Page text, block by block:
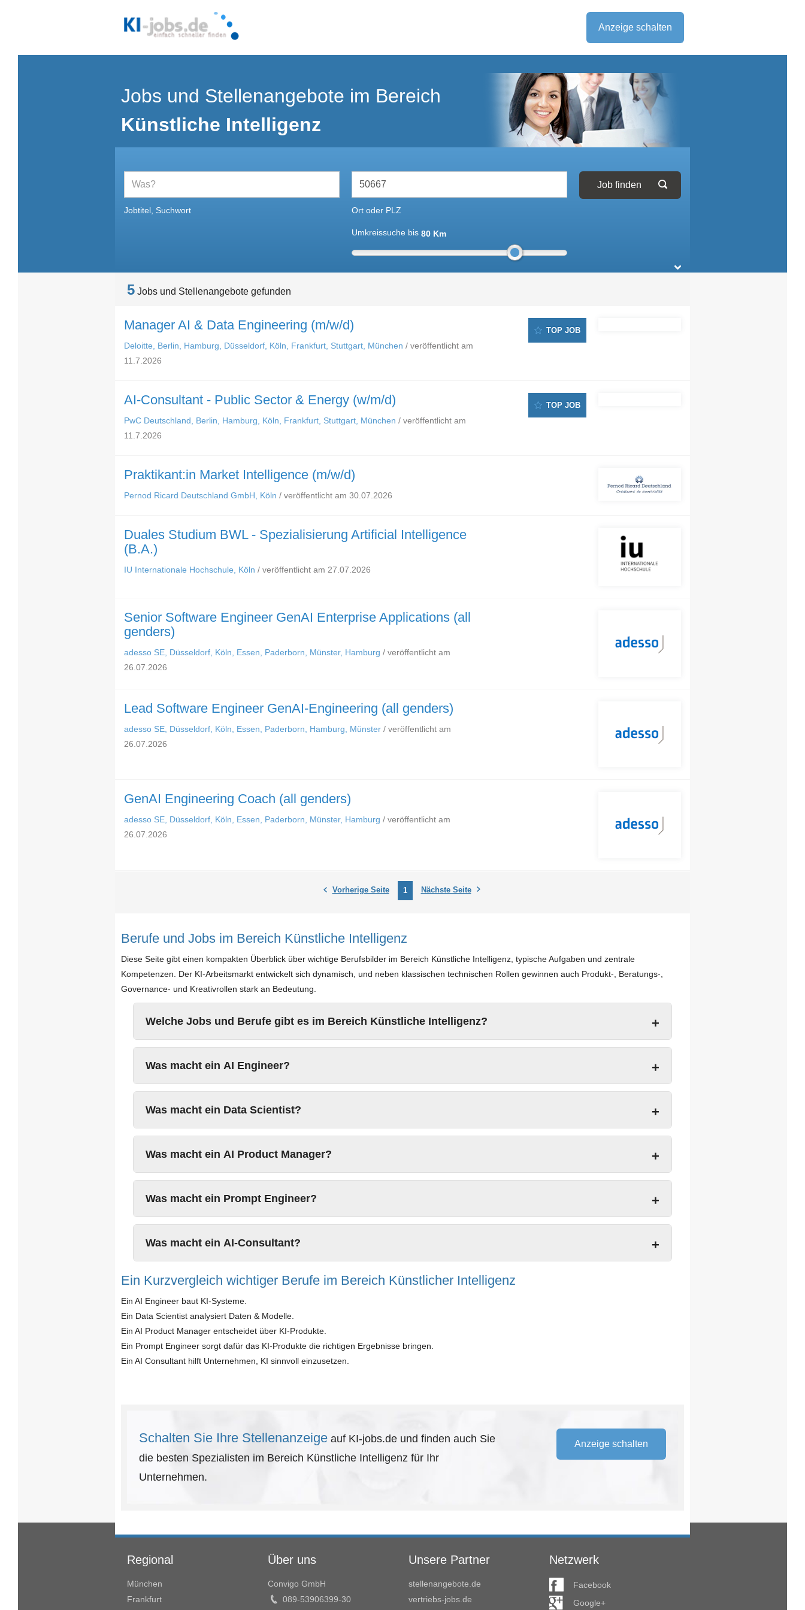
Anzeige schalten
Jobs und Stellenangebote im Bereich
Künstliche Intelligenz
Jobtitel, Suchwort Ort oder PLZ
Umkreissuche bis 80 Km
5 Jobs und Stellenangebote gefunden
Manager AI & Data Engineering (m/w/d)
Deloitte, Berlin, Hamburg, Düsseldorf, Köln, Frankfurt, Stuttgart, München / veröffentlicht am
11.7.2026
TOP JOB
AI-Consultant - Public Sector & Energy (w/m/d)
PwC Deutschland, Berlin, Hamburg, Köln, Frankfurt, Stuttgart, München / veröffentlicht am
11.7.2026
TOP JOB
Praktikant:in Market Intelligence (m/w/d)
Pernod Ricard Deutschland GmbH, Köln / veröffentlicht am 30.07.2026
Duales Studium BWL - Spezialisierung Artificial Intelligence
(B.A.)
IU Internationale Hochschule, Köln / veröffentlicht am 27.07.2026
Senior Software Engineer GenAI Enterprise Applications (all
genders)
adesso SE, Düsseldorf, Köln, Essen, Paderborn, Münster, Hamburg / veröffentlicht am
26.07.2026
Lead Software Engineer GenAI-Engineering (all genders)
adesso SE, Düsseldorf, Köln, Essen, Paderborn, Hamburg, Münster / veröffentlicht am
26.07.2026
GenAI Engineering Coach (all genders)
adesso SE, Düsseldorf, Köln, Essen, Paderborn, Münster, Hamburg / veröffentlicht am
26.07.2026
Vorherige Seite 1 Nächste Seite
Berufe und Jobs im Bereich Künstliche Intelligenz
Diese Seite gibt einen kompakten Überblick über wichtige Berufsbilder im Bereich Künstliche Intelligenz, typische Aufgaben und zentrale
Kompetenzen. Der KI-Arbeitsmarkt entwickelt sich dynamisch, und neben klassischen technischen Rollen gewinnen auch Produkt-, Beratungs-,
Governance- und Kreativrollen stark an Bedeutung.
Welche Jobs und Berufe gibt es im Bereich Künstliche Intelligenz?
Was macht ein AI Engineer?
Was macht ein Data Scientist?
Was macht ein AI Product Manager?
Was macht ein Prompt Engineer?
Was macht ein AI-Consultant?
Ein Kurzvergleich wichtiger Berufe im Bereich Künstlicher Intelligenz
Ein AI Engineer baut KI-Systeme.
Ein Data Scientist analysiert Daten & Modelle.
Ein AI Product Manager entscheidet über KI-Produkte.
Ein Prompt Engineer sorgt dafür das KI-Produkte die richtigen Ergebnisse bringen.
Ein AI Consultant hilft Unternehmen, KI sinnvoll einzusetzen.
Schalten Sie Ihre Stellenanzeige auf KI-jobs.de und finden auch Sie
die besten Spezialisten im Bereich Künstliche Intelligenz für Ihr
Unternehmen.
Anzeige schalten
Regional
München
Frankfurt
Über uns
Convigo GmbH
089-53906399-30
Unsere Partner
stellenangebote.de
vertriebs-jobs.de
Netzwerk
Facebook
Google+